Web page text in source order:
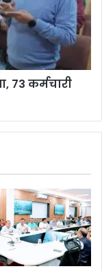
73 कर्मचारी